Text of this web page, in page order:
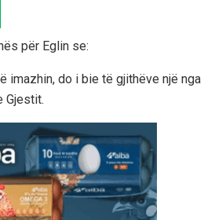
për Eglin se:
imazhin, do i bie të gjithëve një nga
Gjestit.